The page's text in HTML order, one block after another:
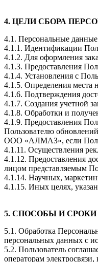
4. ЦЕЛИ СБОРА
4.1. Персональные
4.1.1. Идентификации
4.1.2. Для оформления
4.1.3. Предоставления
4.1.4. Установления с
4.1.5. Определения места
4.1.6. Подтверждения
4.1.7. Создания учетной
4.1.8. Обработки и
4.1.9. Предоставления
Пользователю
ООО «АЛМАЗ», если
4.1.11. Осуществления
4.1.12. Предоставления
лицом представляемым
4.1.14. Научных,
4.1.15. Иных целях,
5. СПОСОБЫ И
5.1. Обработка
персональных данных с
5.2. Пользователь
операторам